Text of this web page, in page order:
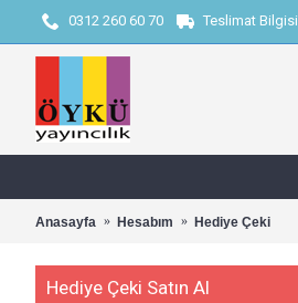
0312 260 60 70 Teslimat Bilgisi
Anasayfa Hesabım Hediye Çeki
Hediye Çeki Satın Al